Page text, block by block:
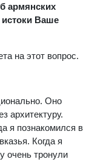
армянских
истоки Ваше
на этот вопрос.
Оно
архитектуру.
я познакомился в
Когда я
очень тронули